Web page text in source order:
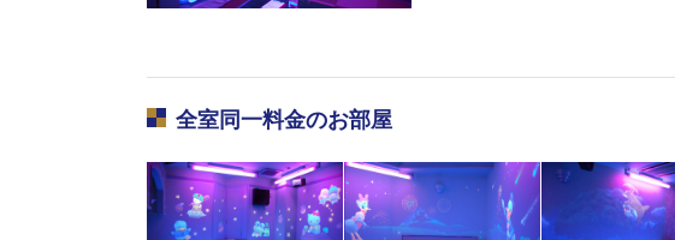
全室同一料金のお部屋